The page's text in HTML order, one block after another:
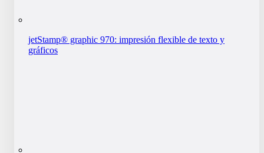
jetStamp® graphic 970: impresión flexible de texto y
gráficos